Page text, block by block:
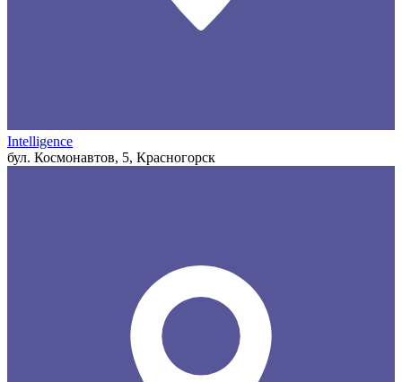
Intelligence
бул. Космонавтов, 5, Красногорск